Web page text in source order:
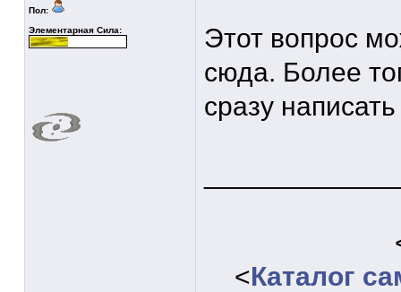
Пол:
Элементарная Сила:
Этот вопрос
сюда. Более
сразу
<Каталог